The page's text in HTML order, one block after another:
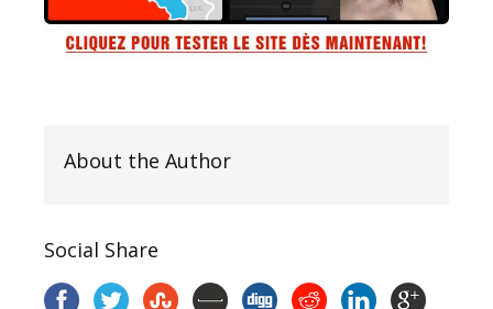
About the Author
Social Share